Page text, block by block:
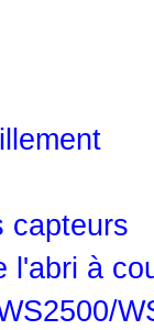
capteurs
l'abri à